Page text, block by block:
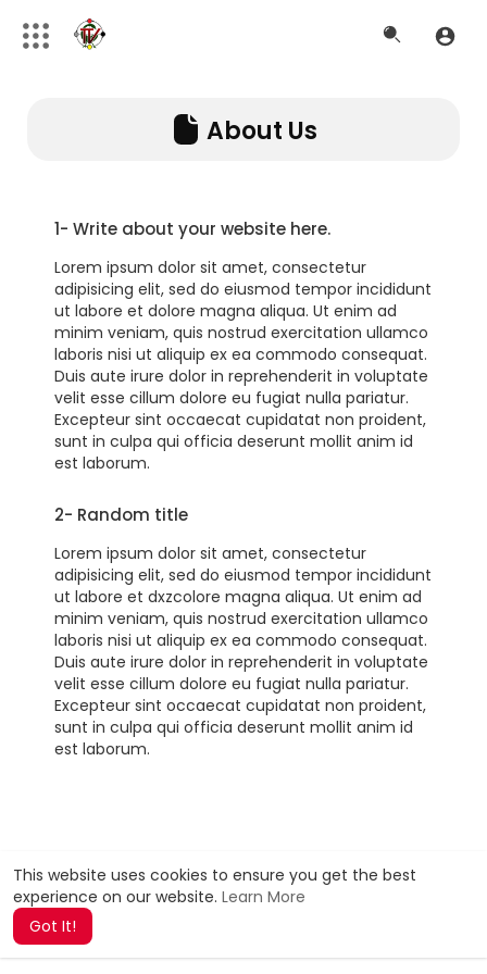
This website uses cookies to ensure you get the best
experience on our website. Learn More
Got It!
About Us
1- Write about your website here.
Lorem ipsum dolor sit amet, consectetur
adipisicing elit, sed do eiusmod tempor incididunt
ut labore et dolore magna aliqua. Ut enim ad
minim veniam, quis nostrud exercitation ullamco
laboris nisi ut aliquip ex ea commodo consequat.
Duis aute irure dolor in reprehenderit in voluptate
velit esse cillum dolore eu fugiat nulla pariatur.
Excepteur sint occaecat cupidatat non proident,
sunt in culpa qui officia deserunt mollit anim id
est laborum.
2- Random title
Lorem ipsum dolor sit amet, consectetur
adipisicing elit, sed do eiusmod tempor incididunt
ut labore et dxzcolore magna aliqua. Ut enim ad
minim veniam, quis nostrud exercitation ullamco
laboris nisi ut aliquip ex ea commodo consequat.
Duis aute irure dolor in reprehenderit in voluptate
velit esse cillum dolore eu fugiat nulla pariatur.
Excepteur sint occaecat cupidatat non proident,
sunt in culpa qui officia deserunt mollit anim id
est laborum.